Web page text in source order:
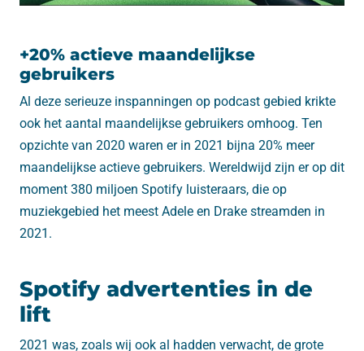
+20% actieve maandelijkse
gebruikers
Al deze serieuze inspanningen op podcast gebied krikte
ook het aantal maandelijkse gebruikers omhoog. Ten
opzichte van 2020 waren er in 2021 bijna 20% meer
maandelijkse actieve gebruikers. Wereldwijd zijn er op dit
moment 380 miljoen Spotify luisteraars, die op
muziekgebied het meest Adele en Drake streamden in
2021.
Spotify advertenties in de
lift
2021 was, zoals wij ook al hadden verwacht, de grote